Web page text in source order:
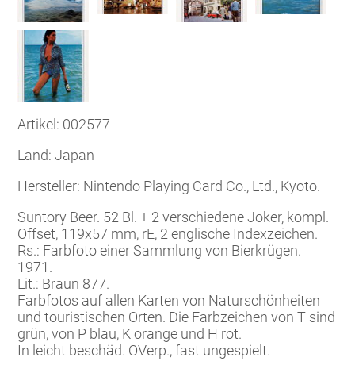
Artikel: 002577
Land: Japan
Hersteller: Nintendo Playing Card Co., Ltd., Kyoto.
Suntory Beer. 52 Bl. + 2 verschiedene Joker, kompl.
Offset, 119x57 mm, rE, 2 englische Indexzeichen.
Rs.: Farbfoto einer Sammlung von Bierkrügen.
1971.
Lit.: Braun 877.
Farbfotos auf allen Karten von Naturschönheiten
und touristischen Orten. Die Farbzeichen von T sind
grün, von P blau, K orange und H rot.
In leicht beschäd. OVerp., fast ungespielt.